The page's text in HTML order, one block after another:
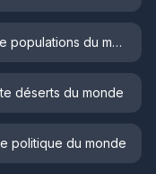
Carte populations du monde
déserts du monde
politique du monde